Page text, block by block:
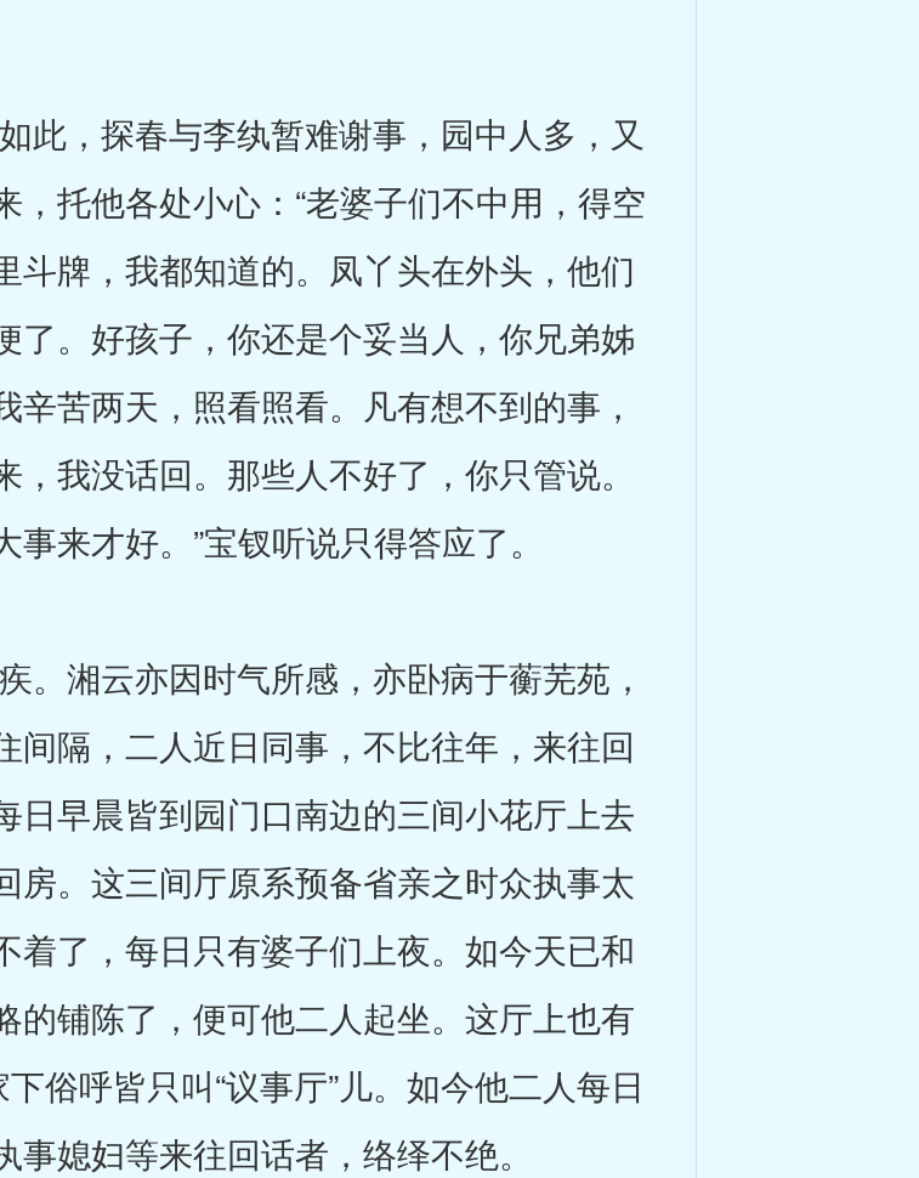
，探春与李纨暂难谢事，园中人多，又
托他各处小心：“老婆子们不中用，得空
斗牌，我都知道的。凤丫头在外头，他们
了。好孩子，你还是个妥当人，你兄弟姊
苦两天，照看照看。凡有想不到的事，
我没话回。那些人不好了，你只管说。
来才好。”宝钗听说只得答应了。
湘云亦因时气所感，亦卧病于蘅芜苑，
间隔，二人近日同事，不比往年，来往回
日早晨皆到园门口南边的三间小花厅上去
房。这三间厅原系预备省亲之时众执事太
着了，每日只有婆子们上夜。如今天已和
的铺陈了，便可他二人起坐。这厅上也有
俗呼皆只叫“议事厅”儿。如今他二人每日
媳妇等来往回话者，络绎不绝。